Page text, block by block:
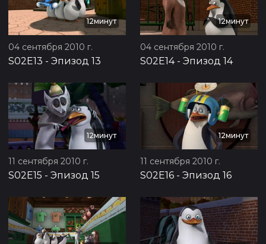
12минут
04 сентября 2010 г.
S02E13 - Эпизод 13
12минут
04 сентября 2010 г.
S02E14- Эпизод 14
12минут
11 сентября 2010 г.
S02E15 - Эпизод 15
12минут
11 сентября 2010 г.
S02E16 - Эпизод 16